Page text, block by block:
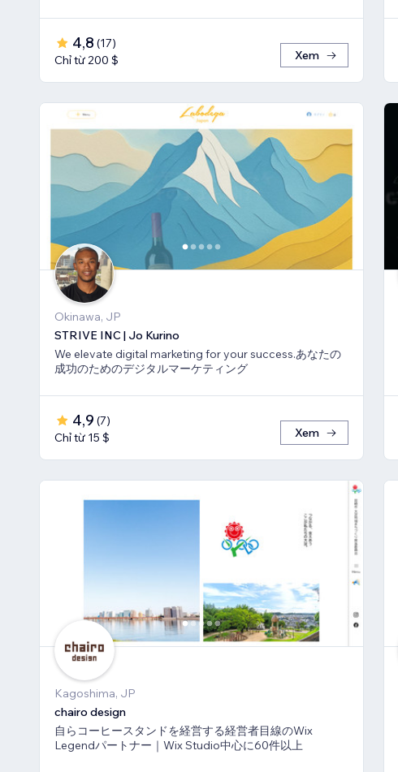
4,8 (17)
Chỉ từ 200 $
Xem
Okinawa, JP
STRIVE INC | Jo Kurino
We elevate digital marketing for your success.あなたの
成功のためのデジタルマーケティング
4,9 (7)
Chỉ từ 15 $
Xem
Kagoshima, JP
chairo design
自らコーヒースタンドを経営する経営者目線のWix
Legendパートナー｜Wix Studio中心に60件以上